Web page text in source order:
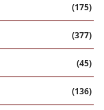
(175)
(377)
(45)
(136)